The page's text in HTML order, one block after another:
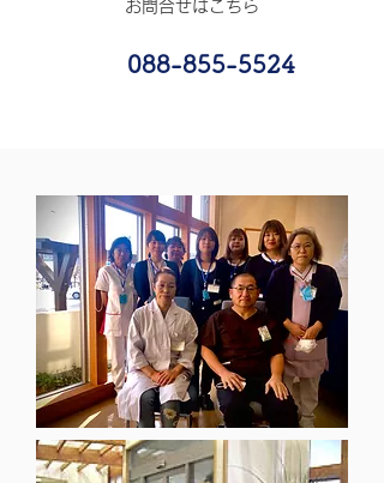
​お問合せはこちら
088-855-5524